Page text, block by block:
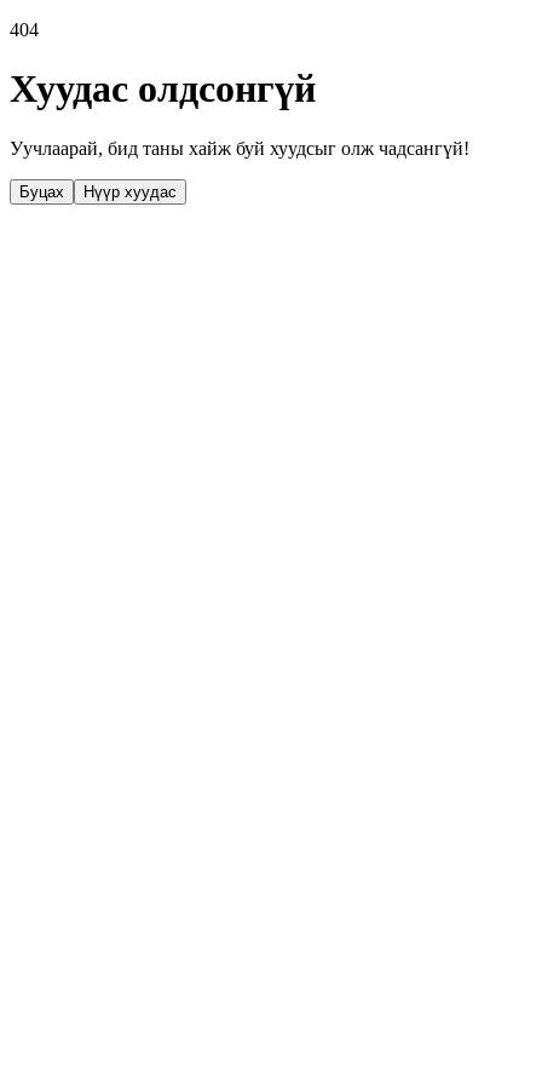
404
Хуудас олдсонгүй
Уучлаарай, бид таны хайж буй хуудсыг олж чадсангүй!
Буцах Нүүр хуудас